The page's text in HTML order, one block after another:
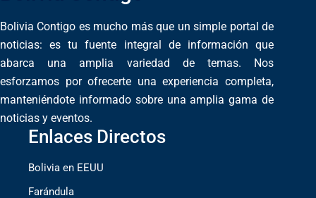
Bolivia Contigo es mucho más que un simple portal de
noticias: es tu fuente integral de información que
abarca una amplia variedad de temas. Nos
esforzamos por ofrecerte una experiencia completa,
manteniéndote informado sobre una amplia gama de
noticias y eventos.
Enlaces Directos
Bolivia en EEUU
Farándula